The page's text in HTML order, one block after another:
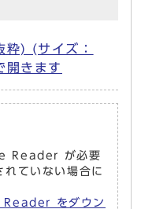
粋) (サイズ：
きます
Reader が必要
れていない場合に
をダウン